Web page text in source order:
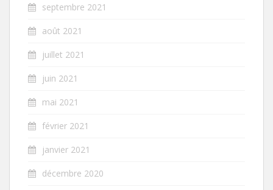
septembre 2021
août 2021
juillet 2021
juin 2021
mai 2021
février 2021
janvier 2021
décembre 2020